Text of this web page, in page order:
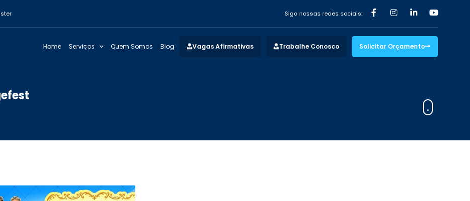
Siga nossas redes sociais:
Home Serviços Quem Somos Blog Vagas Afirmativas Trabalhe Conosco Solicitar Orçamento